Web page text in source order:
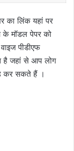
का लिंक यहां पर
के मॉडल पेपर को
पीडीएफ
है जहां से आप लोग
कर सकते हैं ।